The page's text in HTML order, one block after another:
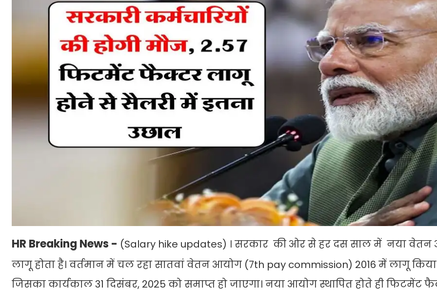
HR Breaking News - (Salary hike updates) । सरकार की ओर से हर दस साल में नया
लागू होता है। वर्तमान में चल रहा सातवां वेतन आयोग (7th pay commission) 2016 में लागू
जिसका कार्यकाल 31 दिसंबर, 2025 को समाप्त हो जाएगा। नया आयोग स्थापित होते ही फिटमेंट